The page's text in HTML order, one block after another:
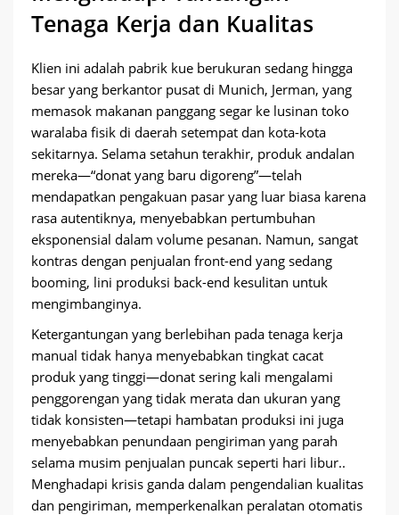
Tenaga Kerja dan Kualitas
Klien ini adalah pabrik kue berukuran sedang hingga
besar yang berkantor pusat di Munich, Jerman, yang
memasok makanan panggang segar ke lusinan toko
waralaba fisik di daerah setempat dan kota-kota
sekitarnya. Selama setahun terakhir, produk andalan
mereka—“donat yang baru digoreng”—telah
mendapatkan pengakuan pasar yang luar biasa karena
rasa autentiknya, menyebabkan pertumbuhan
eksponensial dalam volume pesanan. Namun, sangat
kontras dengan penjualan front-end yang sedang
booming, lini produksi back-end kesulitan untuk
mengimbanginya.
Ketergantungan yang berlebihan pada tenaga kerja
manual tidak hanya menyebabkan tingkat cacat
produk yang tinggi—donat sering kali mengalami
penggorengan yang tidak merata dan ukuran yang
tidak konsisten—tetapi hambatan produksi ini juga
menyebabkan penundaan pengiriman yang parah
selama musim penjualan puncak seperti hari libur..
Menghadapi krisis ganda dalam pengendalian kualitas
dan pengiriman, memperkenalkan peralatan otomatis